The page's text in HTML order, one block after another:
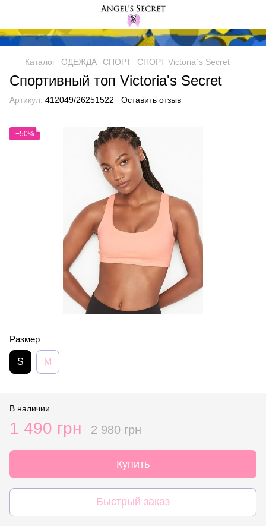
Каталог ОДЕЖДА СПОРТ СПОРТ Victoria`s Secret
Спортивный топ Victoria's Secret
Артикул: 412049/26251522 Оставить отзыв
−50%
Размер
S M
В наличии
1 490 грн 2 980 грн
Купить
Быстрый заказ